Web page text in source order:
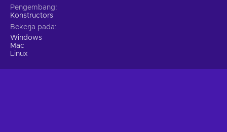
Pengembang
Konstructors
Bekerja pada
Windows
Mac
Linux